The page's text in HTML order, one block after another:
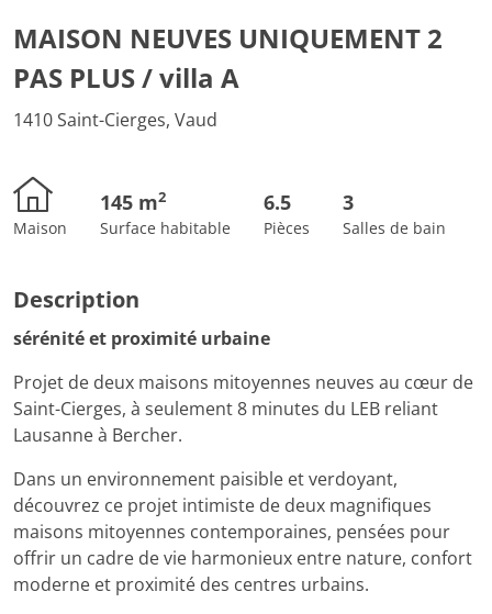
MAISON NEUVES UNIQUEMENT 2
PAS PLUS / villa A
1410 Saint-Cierges, Vaud
Maison
145 m2
Surface habitable
6.5
Pièces
3
Salles de bain
Description
sérénité et proximité urbaine
Projet de deux maisons mitoyennes neuves au cœur de
Saint-Cierges, à seulement 8 minutes du LEB reliant
Lausanne à Bercher.
Dans un environnement paisible et verdoyant,
découvrez ce projet intimiste de deux magnifiques
maisons mitoyennes contemporaines, pensées pour
offrir un cadre de vie harmonieux entre nature, confort
moderne et proximité des centres urbains.